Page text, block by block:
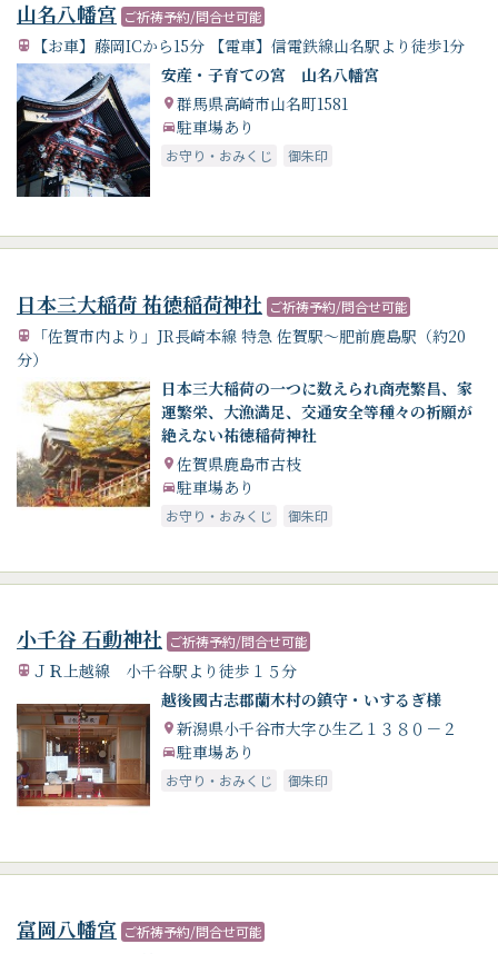
山名八幡宮 ご祈祷予約/問合せ可能
【お車】藤岡ICから15分 【電車】信電鉄線山名駅より徒歩1分
安産・子育ての宮 山名八幡宮
群馬県高崎市山名町1581
駐車場あり
お守り・おみくじ 御朱印
日本三大稲荷 祐徳稲荷神社 ご祈祷予約/問合せ可能
「佐賀市内より」JR長崎本線 特急 佐賀駅～肥前鹿島駅（約20
分）
日本三大稲荷の一つに数えられ商売繁昌、家
運繁栄、大漁満足、交通安全等種々の祈願が
絶えない祐徳稲荷神社
佐賀県鹿島市古枝
駐車場あり
お守り・おみくじ 御朱印
小千谷 石動神社 ご祈祷予約/問合せ可能
ＪＲ上越線 小千谷駅より徒歩１５分
越後國古志郡蘭木村の鎮守・いするぎ様
新潟県小千谷市大字ひ生乙１３８０－２
駐車場あり
お守り・おみくじ 御朱印
富岡八幡宮 ご祈祷予約/問合せ可能